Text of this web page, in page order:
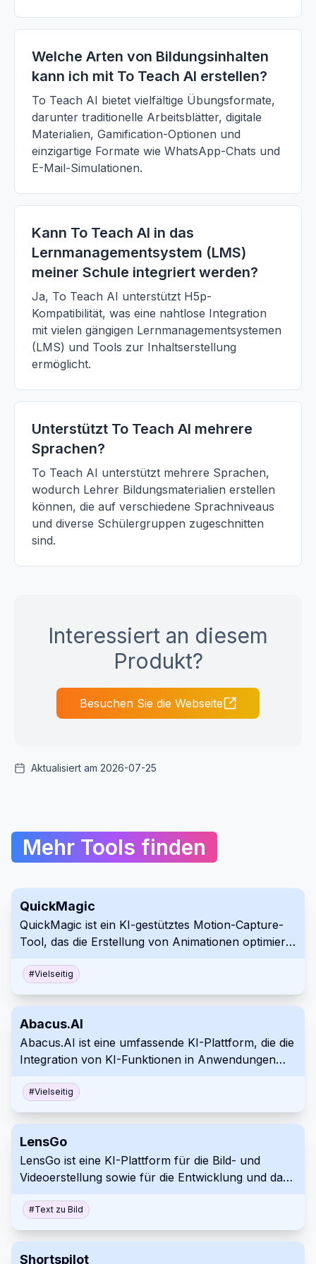
Welche Arten von Bildungsinhalten
kann ich mit To Teach AI erstellen?
To Teach AI bietet vielfältige Übungsformate,
darunter traditionelle Arbeitsblätter, digitale
Materialien, Gamification-Optionen und
einzigartige Formate wie WhatsApp-Chats und
E-Mail-Simulationen.
Kann To Teach AI in das
Lernmanagementsystem (LMS)
meiner Schule integriert werden?
Ja, To Teach AI unterstützt H5p-
Kompatibilität, was eine nahtlose Integration
mit vielen gängigen Lernmanagementsystemen
(LMS) und Tools zur Inhaltserstellung
ermöglicht.
Unterstützt To Teach AI mehrere
Sprachen?
To Teach AI unterstützt mehrere Sprachen,
wodurch Lehrer Bildungsmaterialien erstellen
können, die auf verschiedene Sprachniveaus
und diverse Schülergruppen zugeschnitten
sind.
Interessiert an diesem
Produkt?
Besuchen Sie die Webseite
Aktualisiert am 2026-07-25
Mehr Tools finden
QuickMagic
QuickMagic ist ein KI-gestütztes Motion-Capture-
Tool, das die Erstellung von Animationen optimiert.
die Notwendigkeit von Kameras oder Motion-
Capture-Anzügen, wodurch automatisch
Produktivität um bis zu 30%.
#Vielseitig
Abacus.AI
Abacus.AI ist eine umfassende KI-Plattform, die die
Integration von KI-Funktionen in Anwendungen
Analytics, Anomalieerkennung und
Personalisierung. Optimieren Sie Geschäftsabläufe
#Vielseitig
LensGo
LensGo ist eine KI-Plattform für die Bild- und
Videoerstellung sowie für die Entwicklung und das
One-Tool ermöglicht es Kreativen, Grafiken zu
erstellen, Videos zu animieren und die KI-
#Text zu Bild
Shortspilot